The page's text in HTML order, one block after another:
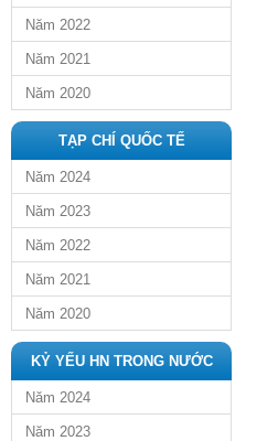
Năm 2022
Năm 2021
Năm 2020
TẠP CHÍ QUỐC TẾ
Năm 2024
Năm 2023
Năm 2022
Năm 2021
Năm 2020
KỶ YẾU HN TRONG NƯỚC
Năm 2024
Năm 2023